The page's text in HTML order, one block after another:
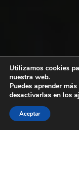
Utilizamos cookies
nuestra web.
Puedes aprender
desactivarlas en los
Aceptar